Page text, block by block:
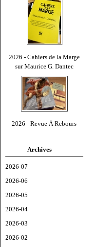
2026 - Cahiers de la Marge
sur Maurice G. Dantec
2026 - Revue À Rebours
Archives
2026-07
2026-06
2026-05
2026-04
2026-03
2026-02